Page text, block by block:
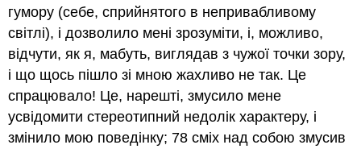
гумору (себе, сприйнятого в непривабливому
світлі), і дозволило мені зрозуміти, і, можливо,
відчути, як я, мабуть, виглядав з чужої точки зору,
і що щось пішло зі мною жахливо не так. Це
спрацювало! Це, нарешті, змусило мене
усвідомити стереотипний недолік характеру, і
змінило мою поведінку; 78 сміх над собою змусив